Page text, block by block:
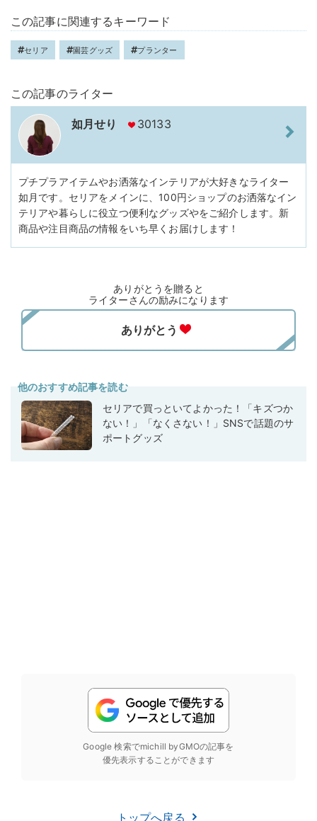
この記事に関連するキーワード
セリア 園芸グッズ プランター
この記事のライター
如月せり 30133
プチプラアイテムやお洒落なインテリアが大好きなライター
如月です。セリアをメインに、100円ショップのお洒落なイン
テリアや暮らしに役立つ便利なグッズやをご紹介します。新
商品や注目商品の情報をいち早くお届けします！
ありがとうを贈ると
ライターさんの励みになります
他のおすすめ記事を読む
セリアで買っといてよかった！「キズつか
ない！」「なくさない！」SNSで話題のサ
ポートグッズ
Google 検索でmichill byGMOの記事を
優先表示することができます
トップへ戻る